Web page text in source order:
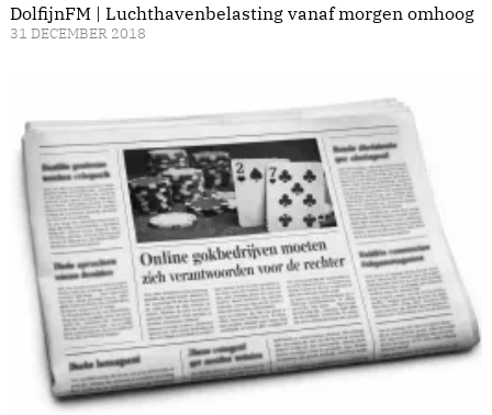
DolfijnFM | Luchthavenbelasting vanaf morgen omhoog
31 DECEMBER 2018